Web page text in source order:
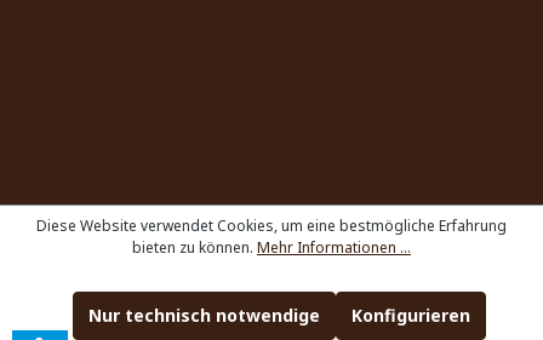
Diese Website verwendet Cookies, um eine bestmögliche Erfahrung
bieten zu können. Mehr Informationen ...
Nur technisch notwendige Konfigurieren